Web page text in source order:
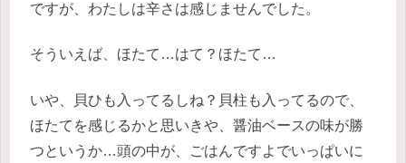
ですが、わたしは辛さは感じませんでした。
そういえば、ほたて…はて？ほたて…
いや、貝ひも入ってるしね？貝柱も入ってるので、
ほたてを感じるかと思いきや、醤油ベースの味が勝
つというか…頭の中が、ごはんですよでいっぱいに